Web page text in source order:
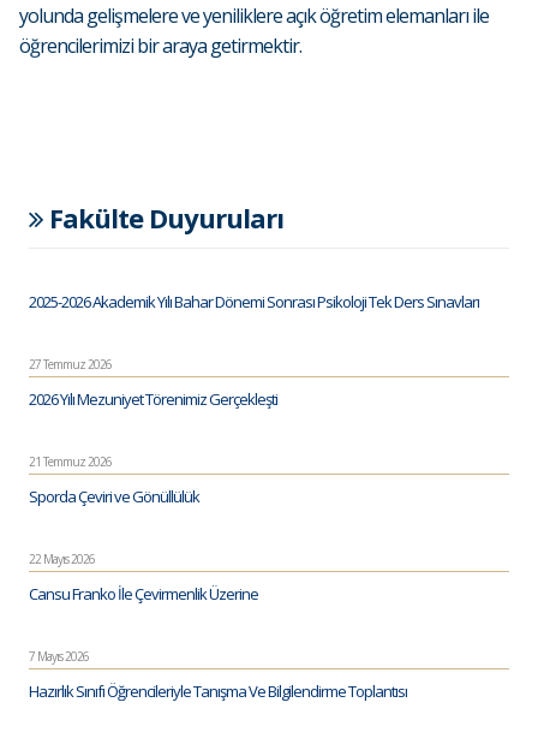
yolunda gelişmelere ve yeniliklere açık öğretim elemanları ile
öğrencilerimizi bir araya getirmektir.
Fakülte Duyuruları
2025-2026 Akademik Yılı Bahar Dönemi Sonrası Psikoloji Tek Ders Sınavları
27 Temmuz 2026
2026 Yılı Mezuniyet Törenimiz Gerçekleşti
21 Temmuz 2026
Sporda Çeviri ve Gönüllülük
22 Mayıs 2026
Cansu Franko İle Çevirmenlik Üzerine
7 Mayıs 2026
Hazırlık Sınıfı Öğrencileriyle Tanışma Ve Bilgilendirme Toplantısı